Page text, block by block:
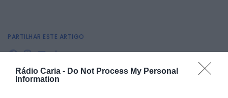
Rádio Caria - Do Not Process My Personal
Information
PARTILHAR ESTE ARTIGO
Facebook
Mastodon
Email
Share